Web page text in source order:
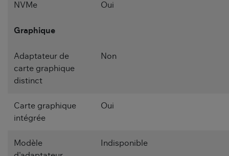
NVMe Oui
Graphique
Adaptateur de
carte graphique
distinct
Non
Carte graphique
intégrée
Oui
Modèle
Indisponible